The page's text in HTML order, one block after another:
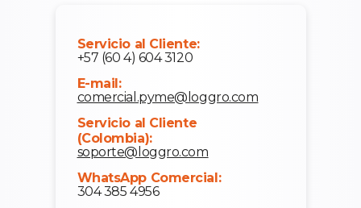
Servicio al Cliente:
+57 (60 4) 604 3120
E-mail:
comercial.pyme@loggro.com
Servicio al Cliente
(Colombia):
soporte@loggro.com
WhatsApp Comercial:
304 385 4956